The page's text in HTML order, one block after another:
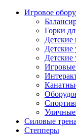
Игровое
Горки
Детские
Силовые
Степперы